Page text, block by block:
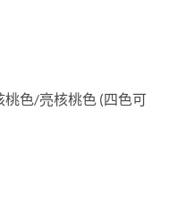
色/亮核桃色 (四色可